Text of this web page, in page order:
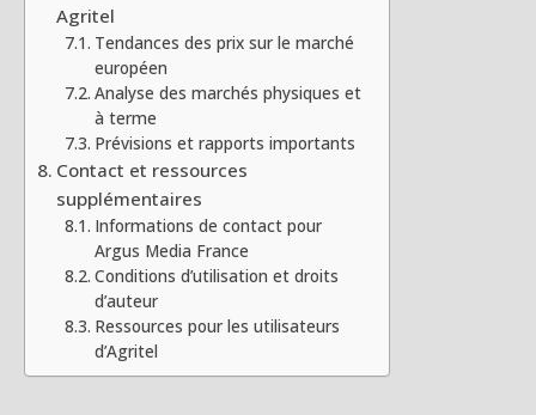
Agritel
Tendances des prix sur le marché
européen
Analyse des marchés physiques et
à terme
Prévisions et rapports importants
Contact et ressources
supplémentaires
Informations de contact pour
Argus Media France
Conditions d’utilisation et droits
d’auteur
Ressources pour les utilisateurs
d’Agritel